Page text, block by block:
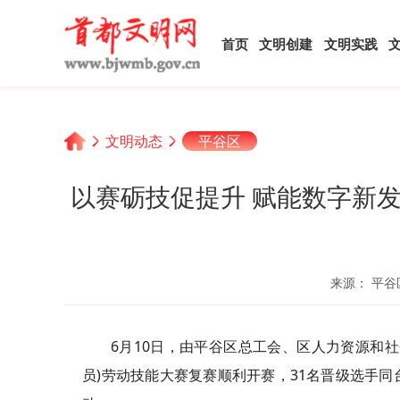
首页 文明创建 文明实践
文明动态 平谷区
以赛砺技促提升 赋能数字新
来源： 平
6月10日，由平谷区总工会、区人力资源和
员)劳动技能大赛复赛顺利开赛，31名晋级选手